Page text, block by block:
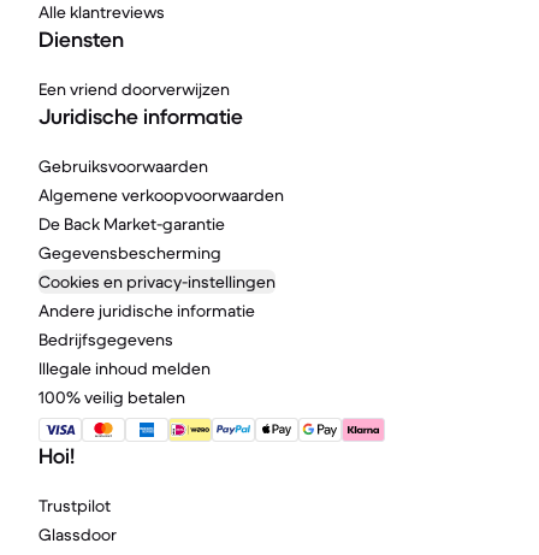
Alle klantreviews
Diensten
Een vriend doorverwijzen
Juridische informatie
Gebruiksvoorwaarden
Algemene verkoopvoorwaarden
De Back Market-garantie
Gegevensbescherming
Cookies en privacy-instellingen
Andere juridische informatie
Bedrijfsgegevens
Illegale inhoud melden
100% veilig betalen
Hoi!
Trustpilot
Glassdoor